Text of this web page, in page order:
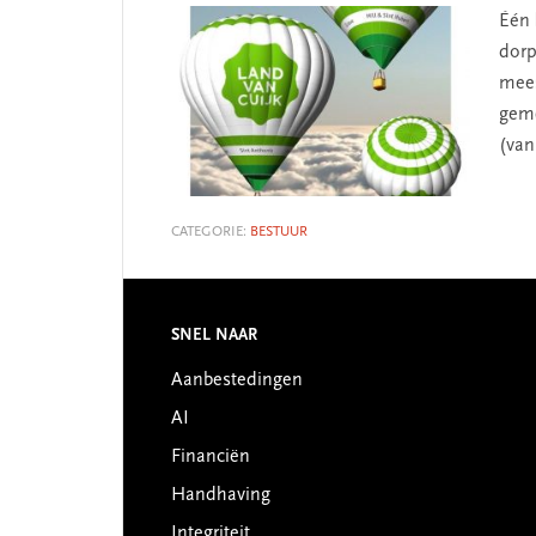
(van
CATEGORIE: BESTUUR
Footer
SNEL NAAR
Aanbestedingen
AI
Financiën
Handhaving